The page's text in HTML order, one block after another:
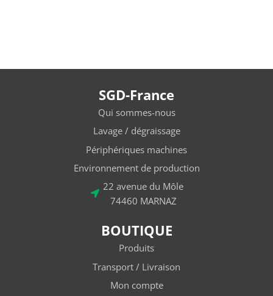
SGD-France
Qui sommes-nous
Lavage / dégraissage
Périphériques machines
Environnement de production
22 avenue du Môle
74460 MARNAZ
BOUTIQUE
Produits
Transport / Livraison
Mon compte